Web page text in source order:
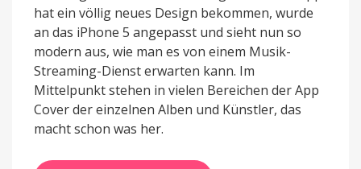
hat ein völlig neues Design bekommen, wurde
an das iPhone 5 angepasst und sieht nun so
modern aus, wie man es von einem Musik-
Streaming-Dienst erwarten kann. Im
Mittelpunkt stehen in vielen Bereichen der App
Cover der einzelnen Alben und Künstler, das
macht schon was her.